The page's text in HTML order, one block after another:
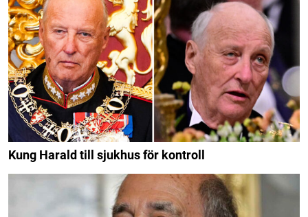
Kung Harald till sjukhus för kontroll